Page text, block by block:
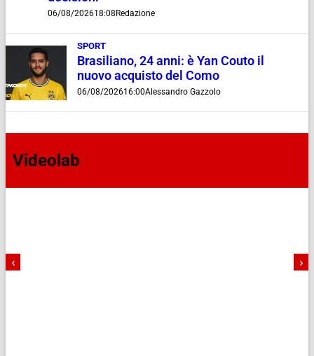
06/08/202618:08 Redazione
SPORT
Brasiliano, 24 anni: è Yan Couto il
nuovo acquisto del Como
06/08/202616:00Alessandro Gazzolo
Videolab
‹ ›